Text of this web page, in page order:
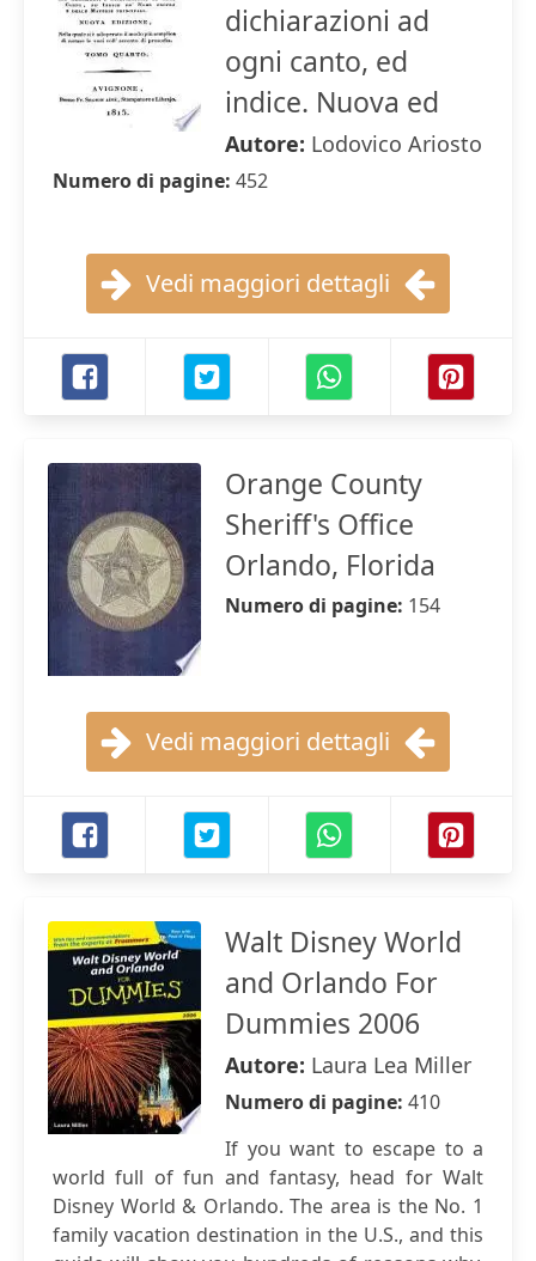
dichiarazioni ad
ogni canto, ed
indice. Nuova ed
Autore: Lodovico Ariosto
Numero di pagine: 452
Vedi maggiori dettagli
Orange County
Sheriff's Office
Orlando, Florida
Numero di pagine: 154
Vedi maggiori dettagli
Walt Disney World
and Orlando For
Dummies 2006
Autore: Laura Lea Miller
Numero di pagine: 410
If you want to escape to a
world full of fun and fantasy, head for Walt
Disney World & Orlando. The area is the No. 1
family vacation destination in the U.S., and this